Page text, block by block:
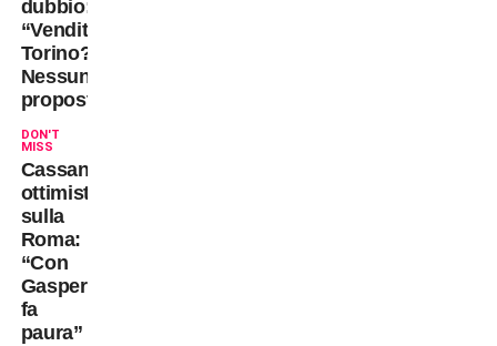
dubbio:
“Vendita
Torino?
Nessuna
proposta”
DON'T
MISS
Cassano
ottimista
sulla
Roma:
“Con
Gasperini
fa
paura”